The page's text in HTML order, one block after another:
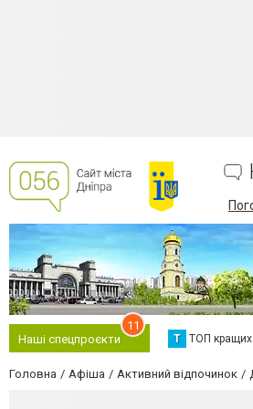
Наші спецпроєкти
11
Т ТОП кращих
Головна Афіша Активний відпочинок